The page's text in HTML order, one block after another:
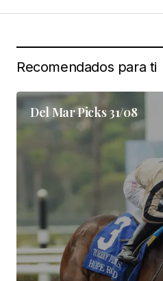
Your Name*
Your E-mail
Guarda mi nombre,
este navegador para
Enviar comentario
Recomendados para ti
Del Mar Picks 31/08